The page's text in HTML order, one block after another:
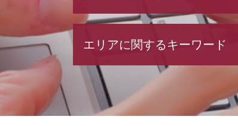
定款 認証
合同 会社 とは
節税対策 法人
会社設立 期間
エリアに関するキーワード
税務相談 渋谷区 税理士
資金調達 中央区 相談
資金調達 渋谷区 相談